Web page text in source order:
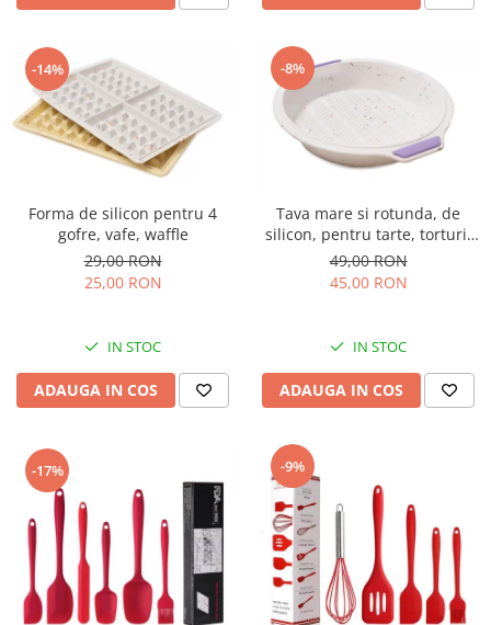
-14%
Forma de silicon pentru 4
gofre, vafe, waffle
29,00 RON
25,00 RON
IN STOC
ADAUGA IN COS
-8%
Tava mare si rotunda, de
silicon, pentru tarte, torturi,
prajituri, chec, 29cm
49,00 RON
45,00 RON
IN STOC
ADAUGA IN COS
-17% -9%